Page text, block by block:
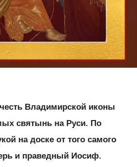
Владимирской иконы
святынь на Руси. По
на доске от того самого
и праведный Иосиф.